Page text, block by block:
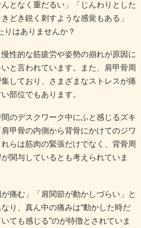
んとなく重だるい」「じんわりとした
どき鋭く刺すような感覚もある」
はありませんか？
性的な筋疲労や姿勢の崩れが原因に
と言われています。また、肩甲骨周
しており、さまざまなストレスが痛
部位でもあります。
のデスクワーク中にふと感じるズキ
甲骨の内側から背骨にかけてのジワ
らは筋肉の緊張だけでなく、背骨周
関与しているとも考えられていま
痛む」「肩関節が動かしづらい」と
り、真ん中の痛みは“動かした時だ
ても感じる”のが特徴とされていま